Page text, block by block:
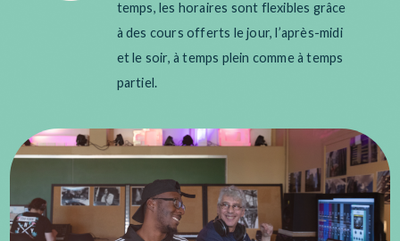
temps, les horaires sont flexibles grâce
à des cours offerts le jour, l’après-midi
et le soir, à temps plein comme à temps
partiel.